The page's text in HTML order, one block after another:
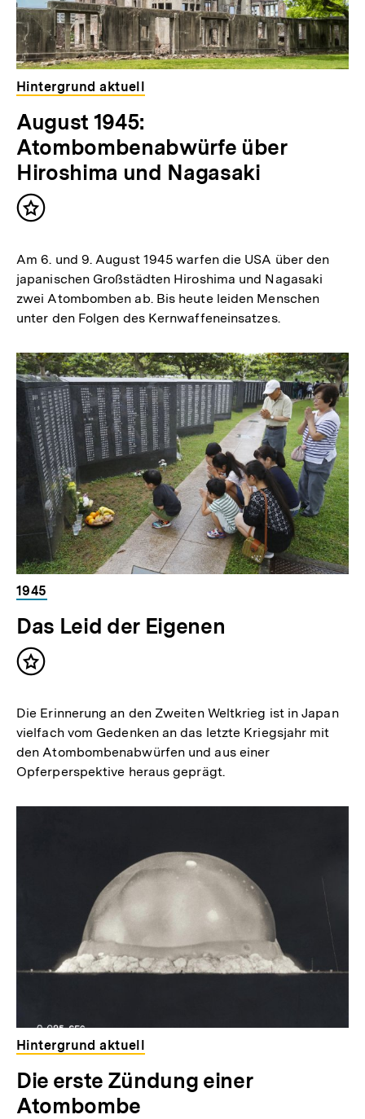
Hintergrund aktuell
August 1945:
Atombombenabwürfe über
Hiroshima und Nagasaki
Inhalt
Am 6. und 9. August 1945 warfen die USA über den
japanischen Großstädten Hiroshima und Nagasaki
zwei Atombomben ab. Bis heute leiden Menschen
unter den Folgen des Kernwaffeneinsatzes.
1945
Das Leid der Eigenen
Inhalt
Die Erinnerung an den Zweiten Weltkrieg ist in Japan
vielfach vom Gedenken an das letzte Kriegsjahr mit
den Atombombenabwürfen und aus einer
Opferperspektive heraus geprägt.
Hintergrund aktuell
Die erste Zündung einer
Atombombe